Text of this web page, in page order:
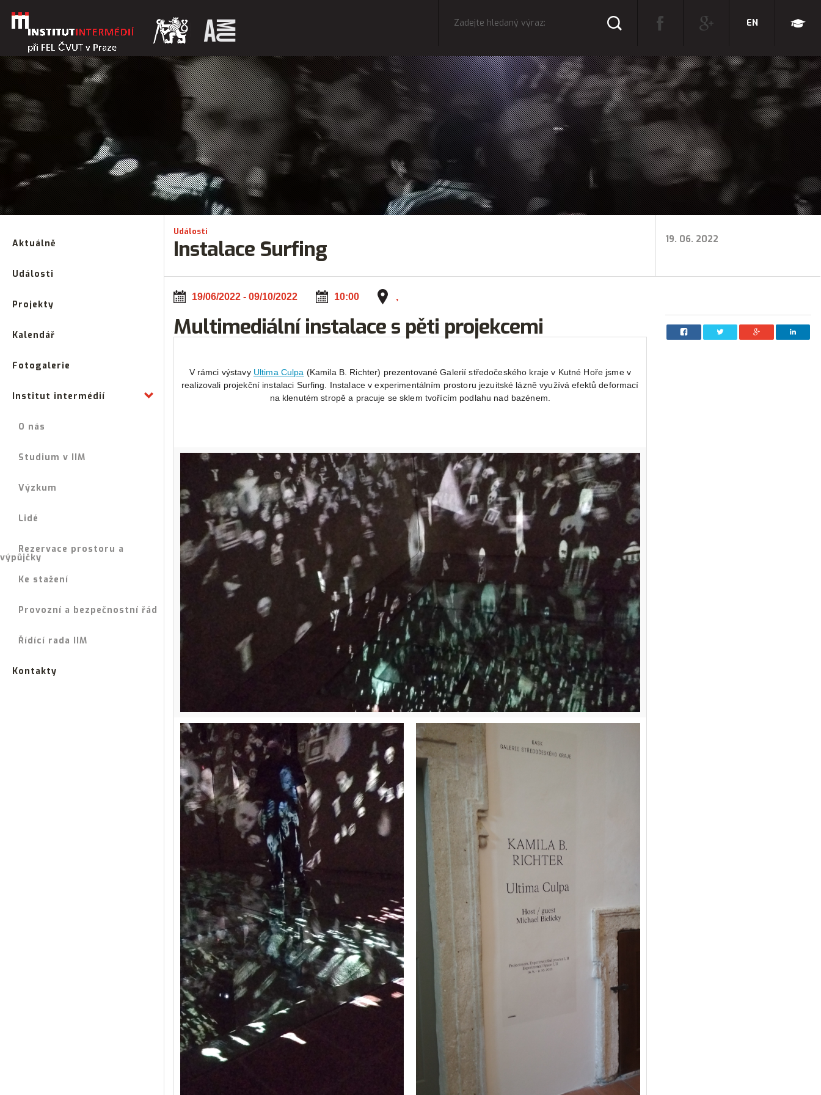
EN
Aktuálně
Události
Projekty
Kalendář
Fotogalerie
Institut intermédií
O nás
Studium v IIM
Výzkum
Lidé
Rezervace prostoru a
výpůjčky
Ke stažení
Provozní a bezpečnostní řád
Řídící rada IIM
Kontakty
Události
Instalace Surfing 19. 06. 2022
19/06/2022 - 09/10/2022 10:00 ,
Multimediální instalace s pěti projekcemi
V rámci výstavy Ultima Culpa (Kamila B. Richter) prezentované Galerií středočeského kraje v Kutné Hoře jsme v
realizovali projekční instalaci Surfing. Instalace v experimentálním prostoru jezuitské lázně využívá efektů deformací
na klenutém stropě a pracuje se sklem tvořícím podlahu nad bazénem.